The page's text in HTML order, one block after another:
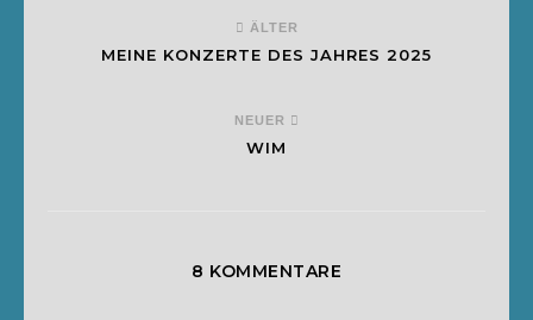
ÄLTER
MEINE KONZERTE DES JAHRES 2025
NEUER
WIM
8 KOMMENTARE